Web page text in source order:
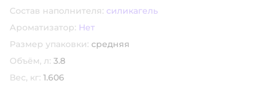
Состав наполнителя: силикагель
Ароматизатор: Нет
Размер упаковки: средняя
Объём, л: 3.8
Вес, кг: 1.606